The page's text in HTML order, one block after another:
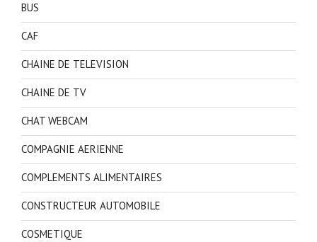
BUS
CAF
CHAINE DE TELEVISION
CHAINE DE TV
CHAT WEBCAM
COMPAGNIE AERIENNE
COMPLEMENTS ALIMENTAIRES
CONSTRUCTEUR AUTOMOBILE
COSMETIQUE